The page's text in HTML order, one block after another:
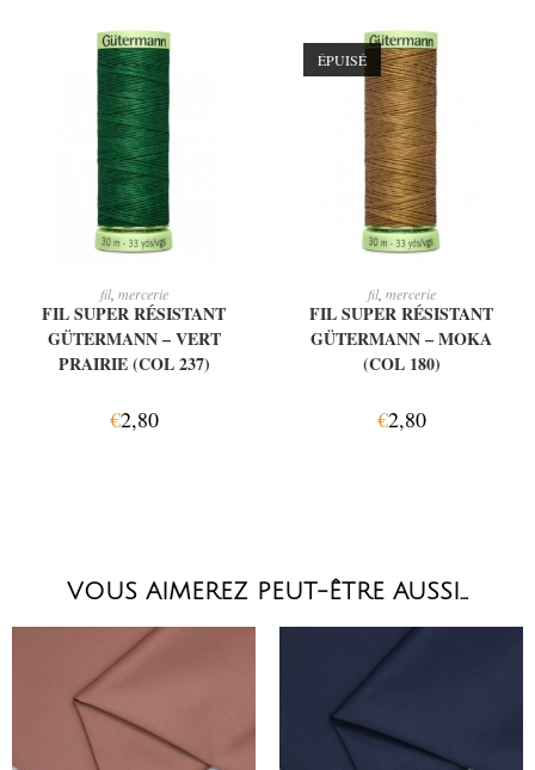
fil, mercerie
FIL SUPER RÉSISTANT
GÜTERMANN – VERT
PRAIRIE (COL 237)
€2,80
ÉPUISÉ
fil, mercerie
FIL SUPER RÉSISTANT
GÜTERMANN – MOKA
(COL 180)
€2,80
VOUS AIMEREZ PEUT-ÊTRE AUSSI…